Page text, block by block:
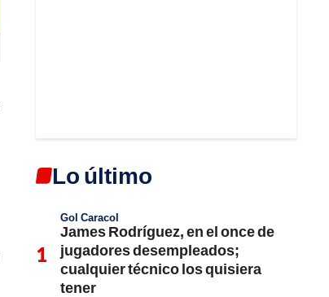
Lo último
Gol Caracol
James Rodríguez, en el once de
jugadores desempleados;
cualquier técnico los quisiera
tener